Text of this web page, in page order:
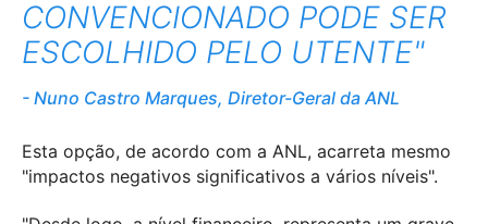
CONVENCIONADO PODE SER
ESCOLHIDO PELO UTENTE"
Nuno Castro Marques, Diretor-Geral da ANL
Esta opção, de acordo com a ANL, acarreta mesmo
"impactos negativos significativos a vários níveis".